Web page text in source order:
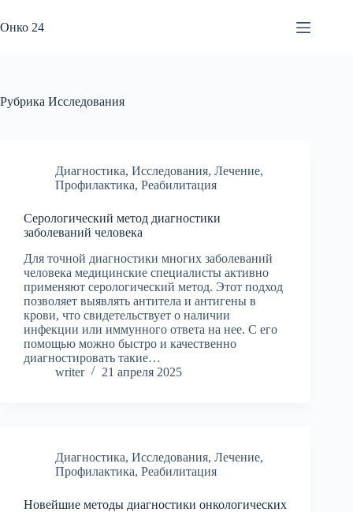
к
сути
Онко 24
Рубрика Исследования
Диагностика, Исследования, Лечение,
Профилактика, Реабилитация
Серологический метод диагностики
заболеваний человека
Для точной диагностики многих заболеваний
человека медицинские специалисты активно
применяют серологический метод. Этот подход
позволяет выявлять антитела и антигены в
крови, что свидетельствует о наличии
инфекции или иммунного ответа на нее. С его
помощью можно быстро и качественно
диагностировать такие…
writer
21 апреля 2025
Диагностика, Исследования, Лечение,
Профилактика, Реабилитация
Новейшие методы диагностики онкологических